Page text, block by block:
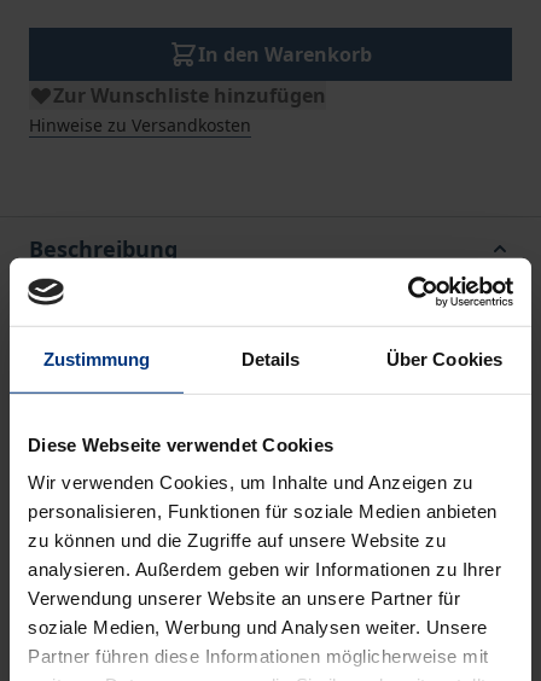
Zustimmung Details Über Cookies
Diese Webseite verwendet Cookies
Wir verwenden Cookies, um Inhalte und Anzeigen zu
personalisieren, Funktionen für soziale Medien anbieten
zu können und die Zugriffe auf unsere Website zu
analysieren. Außerdem geben wir Informationen zu Ihrer
Verwendung unserer Website an unsere Partner für
soziale Medien, Werbung und Analysen weiter. Unsere
Partner führen diese Informationen möglicherweise mit
In den Warenkorb
Zur Wunschliste hinzufügen
Hinweise zu Versandkosten
Beschreibung
„Privatrecht“ ist in den Mitgliedstaaten der
Europäischen Union sehr häufig zugleich
„Europarecht“. Dem Studenten wie dem Praktiker
Blick, insbesondere wenn es sich um umgesetztes
Richtlinienrecht handelt. Für die Rechtsanwendung
ist aber zentral, ob eine Rechtsnorm einen rein
nationalen oder einen europarechtlichen
Entstehungsprozess hat. Die Auslegung folgt
anderen Grundsätzen, und es tritt die Zuständigkeit
des Europäischen Gerichtshofs hinzu.